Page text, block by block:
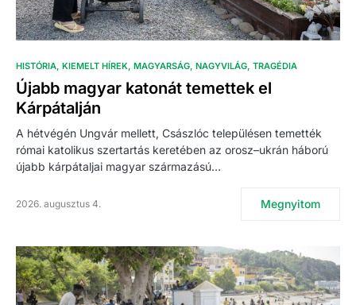
HISTÓRIA KIEMELT HÍREK MAGYARSÁG NAGYVILÁG TRAGÉDIA
Újabb magyar katonát temettek el
Kárpátalján
A hétvégén Ungvár mellett, Császlóc településen temették
római katolikus szertartás keretében az orosz–ukrán háború
újabb kárpátaljai magyar származású…
2026. augusztus 4. Megnyitom